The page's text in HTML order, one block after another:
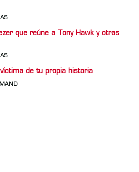
que reúne a Tony Hawk y otras
de tu propia historia